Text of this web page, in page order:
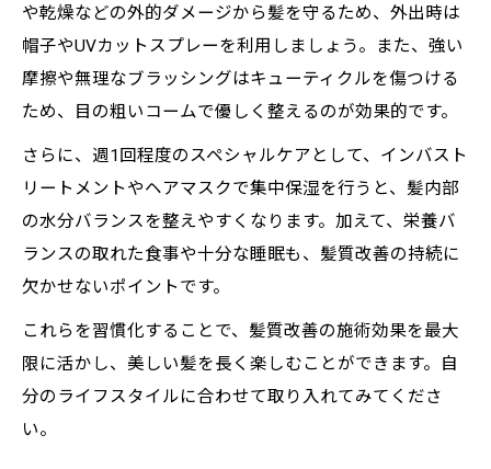
や乾燥などの外的ダメージから髪を守るため、外出時は
帽子やUVカットスプレーを利用しましょう。また、強い
摩擦や無理なブラッシングはキューティクルを傷つける
ため、目の粗いコームで優しく整えるのが効果的です。
さらに、週1回程度のスペシャルケアとして、インバスト
リートメントやヘアマスクで集中保湿を行うと、髪内部
の水分バランスを整えやすくなります。加えて、栄養バ
ランスの取れた食事や十分な睡眠も、髪質改善の持続に
欠かせないポイントです。
これらを習慣化することで、髪質改善の施術効果を最大
限に活かし、美しい髪を長く楽しむことができます。自
分のライフスタイルに合わせて取り入れてみてくださ
い。